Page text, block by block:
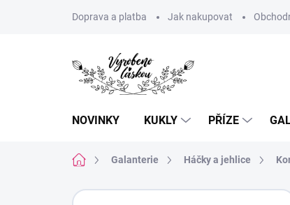
Doprava a platba Jak nakupovat
NOVINKY KUKLY PŘÍZE
Domů Galanterie Háčky a jehlice
P